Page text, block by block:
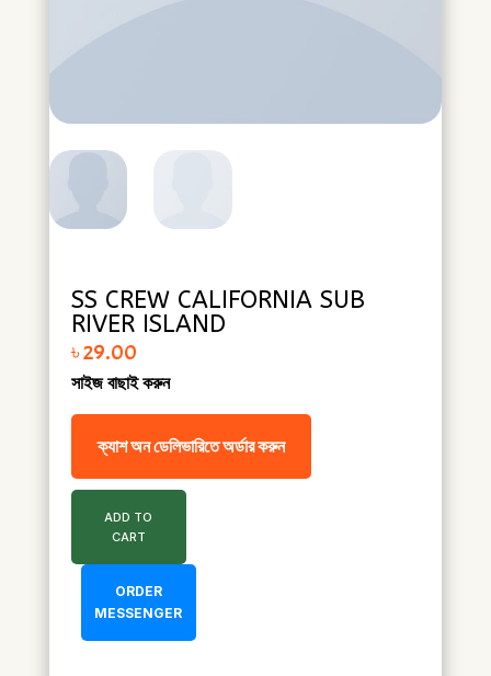
SS CREW CALIFORNIA SUB
RIVER ISLAND
৳29.00
সাইজ বাছাই করুন
ক্যাশ অন ডেলিভারিতে অর্ডার করুন
ADD TO
CART
ORDER
MESSENGER